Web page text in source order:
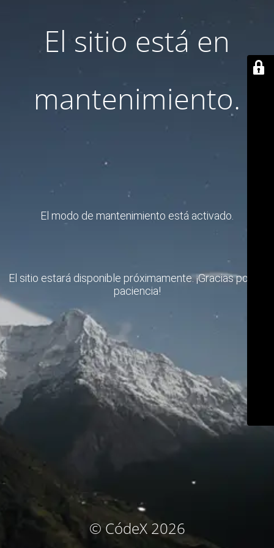
El sitio está en
mantenimiento.
El modo de mantenimiento está activado.
El sitio estará disponible próximamente. ¡Gracias por su
paciencia!
© CódeX 2026